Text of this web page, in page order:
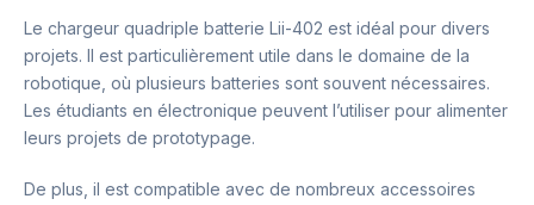
Le chargeur quadriple batterie Lii-402 est idéal pour divers
projets. Il est particulièrement utile dans le domaine de la
robotique, où plusieurs batteries sont souvent nécessaires.
Les étudiants en électronique peuvent l’utiliser pour alimenter
leurs projets de prototypage.
De plus, il est compatible avec de nombreux accessoires